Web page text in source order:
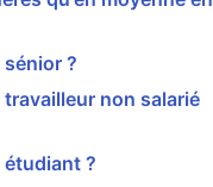
?
non salarié
?